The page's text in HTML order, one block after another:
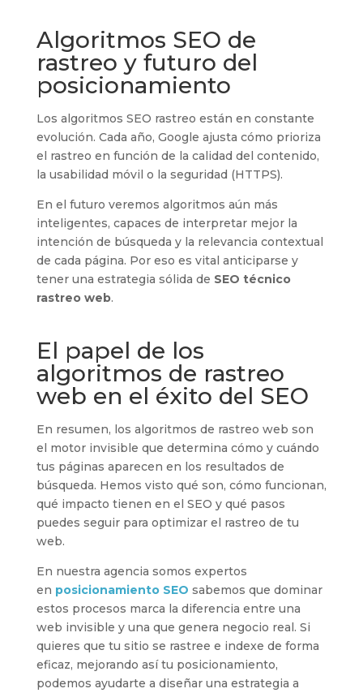
Algoritmos SEO de
rastreo y futuro del
posicionamiento
Los algoritmos SEO rastreo están en constante
evolución. Cada año, Google ajusta cómo prioriza
el rastreo en función de la calidad del contenido,
la usabilidad móvil o la seguridad (HTTPS).
En el futuro veremos algoritmos aún más
inteligentes, capaces de interpretar mejor la
intención de búsqueda y la relevancia contextual
de cada página. Por eso es vital anticiparse y
tener una estrategia sólida de SEO técnico
rastreo web.
El papel de los
algoritmos de rastreo
web en el éxito del SEO
En resumen, los algoritmos de rastreo web son
el motor invisible que determina cómo y cuándo
tus páginas aparecen en los resultados de
búsqueda. Hemos visto qué son, cómo funcionan,
qué impacto tienen en el SEO y qué pasos
puedes seguir para optimizar el rastreo de tu
web.
En nuestra agencia somos expertos
en posicionamiento SEO sabemos que dominar
estos procesos marca la diferencia entre una
web invisible y una que genera negocio real. Si
quieres que tu sitio se rastree e indexe de forma
eficaz, mejorando así tu posicionamiento,
podemos ayudarte a diseñar una estrategia a